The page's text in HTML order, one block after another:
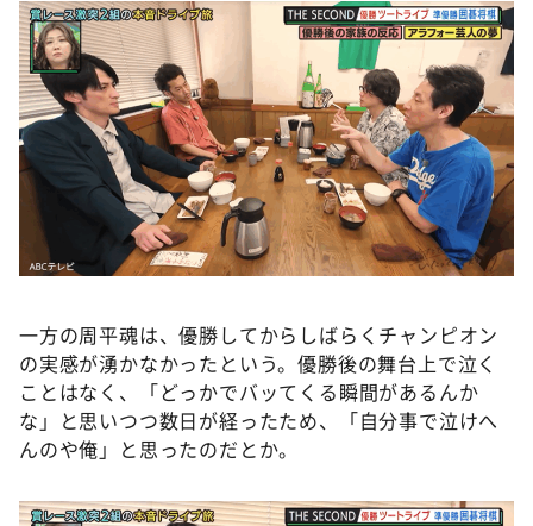
一方の周平魂は、優勝してからしばらくチャンピオン
の実感が湧かなかったという。優勝後の舞台上で泣く
ことはなく、「どっかでバッてくる瞬間があるんか
な」と思いつつ数日が経ったため、「自分事で泣けへ
んのや俺」と思ったのだとか。